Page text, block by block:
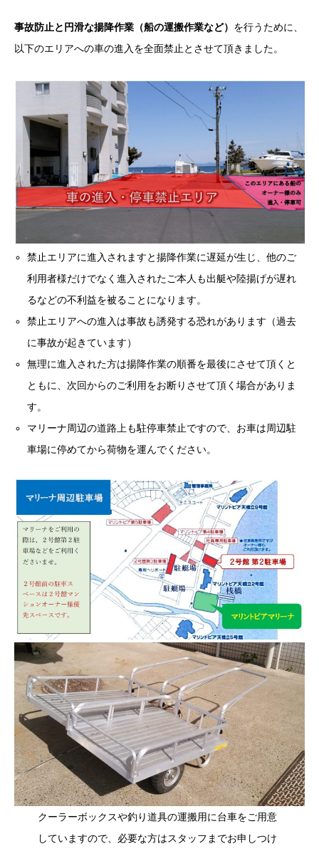
事故防止と円滑な揚降作業（船の運搬作業など） を行うために、
以下のエリアへの車の進入を全面禁止とさせて頂きました。
禁止エリアに進入されますと揚降作業に遅延が生じ、他のご
利用者様だけでなく進入されたご本人も出艇や陸揚げが遅れ
るなどの不利益を被ることになります。
禁止エリアへの進入は事故も誘発する恐れがあります（過去
に事故が起きています）
無理に進入された方は揚降作業の順番を最後にさせて頂くと
ともに、次回からのご利用をお断りさせて頂く場合がありま
す。
マリーナ周辺の道路上も駐停車禁止ですので、お車は周辺駐
車場に停めてから荷物を運んでください。
クーラーボックスや釣り道具の運搬用に台車をご用意
していますので、必要な方はスタッフまでお申しつけ